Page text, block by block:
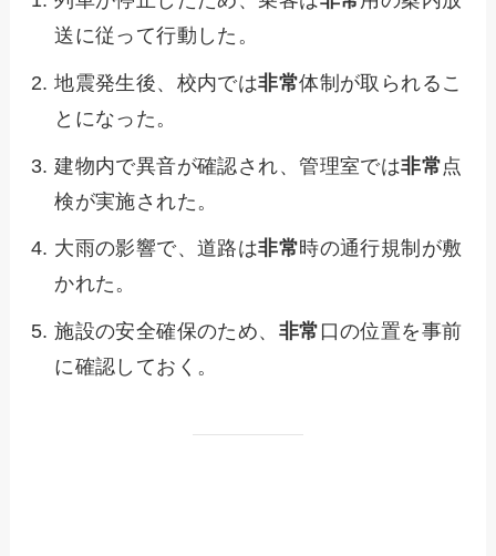
送に従って行動した。
地震発生後、校内では非常体制が取られるこ
とになった。
建物内で異音が確認され、管理室では非常点
検が実施された。
大雨の影響で、道路は非常時の通行規制が敷
かれた。
施設の安全確保のため、 非常 口の位置を事前
に確認しておく。